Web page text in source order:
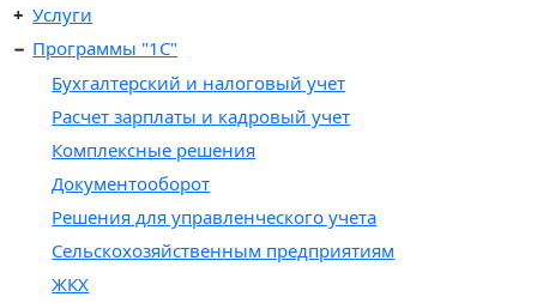
Услуги
Программы "1С"
Бухгалтерский и налоговый учет
Расчет зарплаты и кадровый учет
Комплексные решения
Документооборот
Решения для управленческого учета
Сельскохозяйственным предприятиям
ЖКХ